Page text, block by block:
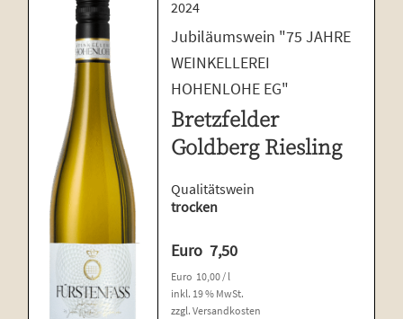
Die fruch­ti­gen Vier
Sekt und Secco
Edi­ti­on Life
Wein­emp­feh­lun­gen
Pro­bier­pa­ke­te
2024
Jubiläumswein "75 JAHRE
WEINKELLEREI
HOHENLOHE EG"
Bretzfelder
Goldberg Riesling
Qualitätswein
trocken
Euro 7,50
Euro 10,00 / l
inkl. 19 % MwSt.
zzgl.Versandkosten